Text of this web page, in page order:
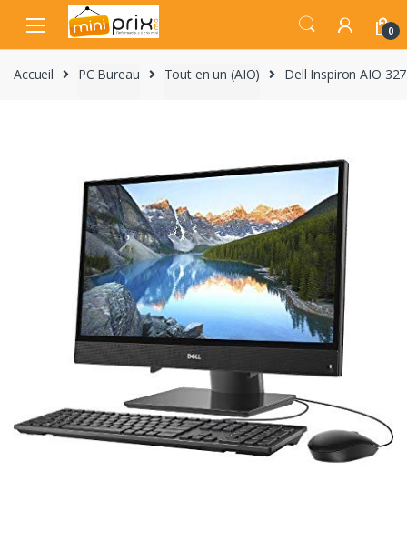
navigation
content
0
Accueil PC Bureau Tout en un (AIO) Dell Inspiron AIO